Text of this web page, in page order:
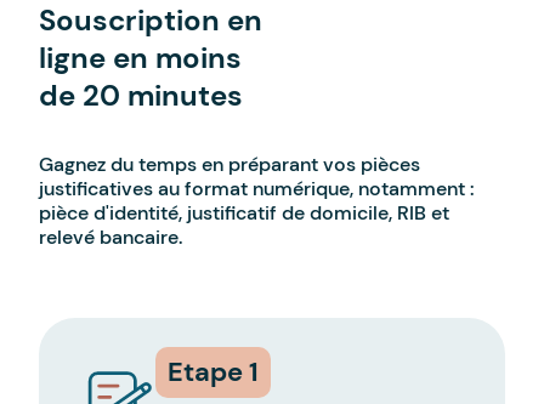
Souscription en
ligne en moins
de 20 minutes
Gagnez du temps en préparant vos pièces
justificatives au format numérique, notamment :
pièce d'identité, justificatif de domicile, RIB et
relevé bancaire.
Etape 1